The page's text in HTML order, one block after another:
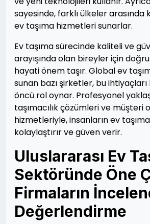
sayesinde, farklı ülkeler arasında
ev taşıma hizmetleri sunarlar.
Ev taşıma sürecinde kaliteli ve
arayışında olan bireyler için
hayati önem taşır. Global ev
sunan bazı şirketler, bu
öncü rol oynar. Profesyonel
taşımacılık çözümleri ve müşteri
hizmetleriyle, insanların ev
kolaylaştırır ve güven verir.
Uluslararası Ev
Sektöründe Öne
Firmaların
Değerlendirme